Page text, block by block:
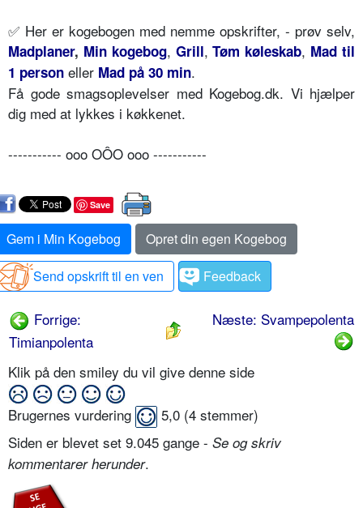
✅ Her er kogebogen med nemme opskrifter, - prøv selv,
Madplaner, Min kogebog, Grill,Tøm køleskab, Mad til
1 person eller Mad på 30 min.
Få gode smagsoplevelser med Kogebog.dk. Vi hjælper
dig med at lykkes i køkkenet.
----------- ooo OÔO ooo -----------
Save
Gem i Min Kogebog
Opret din egen Kogebog
Send opskrift til en ven
Feedback
Forrige:
Timianpolenta
Næste: Svampepolenta
Klik på den smiley du vil give denne side
Brugernes vurdering 5,0 (4 stemmer)
Siden er blevet set 9.045 gange - Se og skriv
kommentarer herunder.